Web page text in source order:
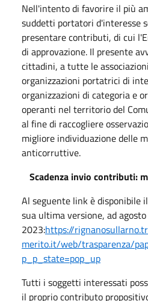
Nell'intento di favorire il più
suddetti portatori d'interesse
presentare contributi, di cui
di approvazione. Il presente
cittadini, a tutte le
organizzazioni portatrici di
organizzazioni di categoria e
operanti nel territorio del
al fine di raccogliere
migliore individuazione delle
anticorruttive.
Scadenza invio contributi:
Al seguente link è disponibile
sua ultima versione, ad agosto
2023:https://
merito.it/web/trasparenza/
p_p_state=pop_up
Tutti i soggetti interessati
il proprio contributo